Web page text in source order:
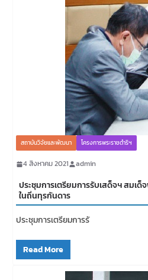
สถาบันวิจัยและพัฒนา โครงการพระราชดำริฯ
4 สิงหาคม 2021 admin
ประชุมการเตรียมการรับเสด็จฯ สมเด็
ในถิ่นทุรกันดาร
ประชุมการเตรียมการรั
Read More